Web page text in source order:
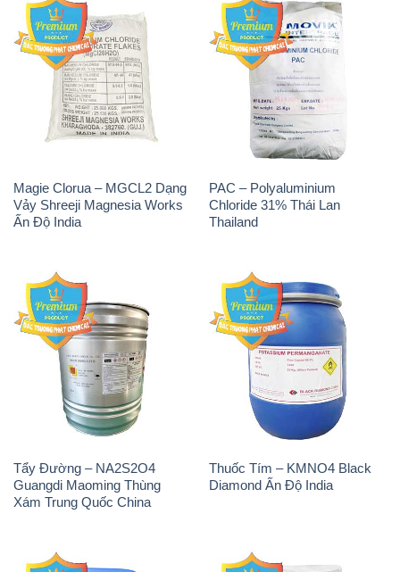
Magie Clorua – MGCL2 Dạng
Vảy Shreeji Magnesia Works
Ấn Độ India
PAC – Polyaluminium
Chloride 31% Thái Lan
Thailand
Tẩy Đường – NA2S2O4
Guangdi Maoming Thùng
Xám Trung Quốc China
Thuốc Tím – KMNO4 Black
Diamond Ấn Độ India